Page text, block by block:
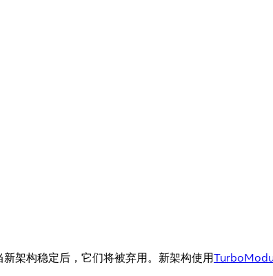
架构稳定后，它们将被弃用。新架构使用